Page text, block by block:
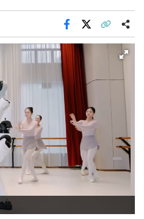
Facebook